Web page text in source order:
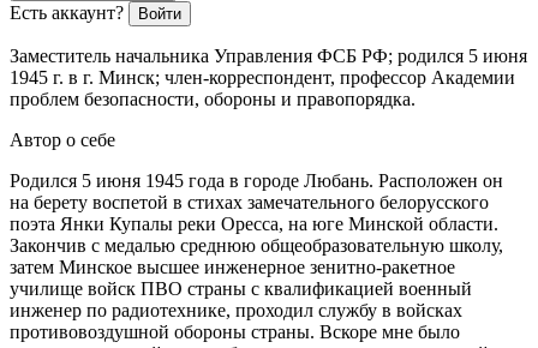
Есть аккаунт? Войти
Заместитель начальника Управления ФСБ РФ; родился 5 июня
1945 г. в г. Минск; член-корреспондент, профессор Академии
проблем безопасности, обороны и правопорядка.
Автор о себе
Родился 5 июня 1945 года в городе Любань. Расположен он
на берету воспетой в стихах замечательного белорусского
поэта Янки Купалы реки Оресса, на юге Минской области.
Закончив с медалью среднюю общеобразовательную школу,
затем Минское высшее инженерное зенитно-ракетное
училище войск ПВО страны с квалификацией военный
инженер по радиотехнике, проходил службу в войсках
противовоздушной обороны страны. Вскоре мне было